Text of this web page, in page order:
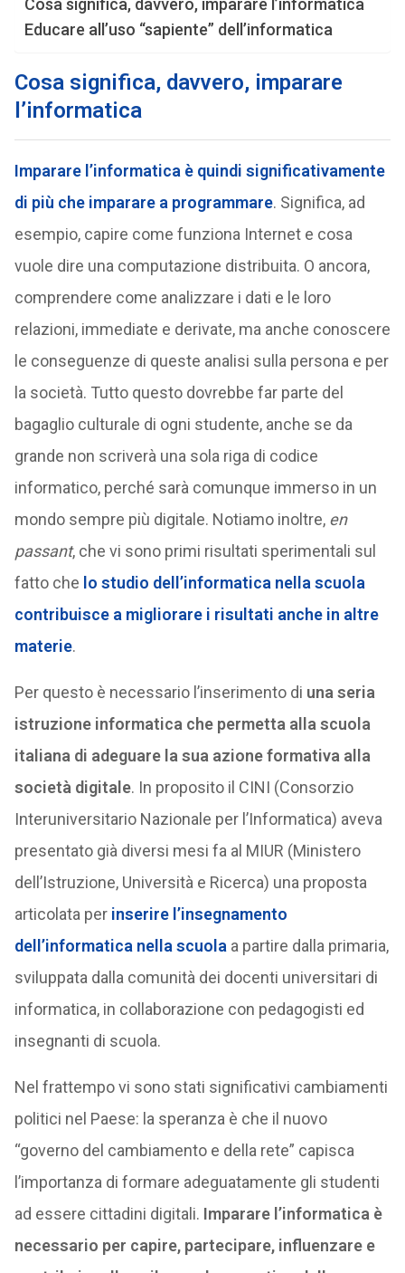
Cosa significa, davvero, imparare l’informatica
Educare all’uso “sapiente” dell’informatica
Cosa significa, davvero, imparare
l’informatica
Imparare l’informatica è quindi significativamente
di più che imparare a programmare. Significa, ad
esempio, capire come funziona Internet e cosa
vuole dire una computazione distribuita. O ancora,
comprendere come analizzare i dati e le loro
relazioni, immediate e derivate, ma anche conoscere
le conseguenze di queste analisi sulla persona e per
la società. Tutto questo dovrebbe far parte del
bagaglio culturale di ogni studente, anche se da
grande non scriverà una sola riga di codice
informatico, perché sarà comunque immerso in un
mondo sempre più digitale. Notiamo inoltre, en
passant, che vi sono primi risultati sperimentali sul
fatto che lo studio dell’informatica nella scuola
contribuisce a migliorare i risultati anche in altre
materie.
Per questo è necessario l’inserimento di una seria
istruzione informatica che permetta alla scuola
italiana di adeguare la sua azione formativa alla
società digitale. In proposito il CINI (Consorzio
Interuniversitario Nazionale per l’Informatica) aveva
presentato già diversi mesi fa al MIUR (Ministero
dell’Istruzione, Università e Ricerca) una proposta
articolata per inserire l’insegnamento
dell’informatica nella scuola a partire dalla primaria,
sviluppata dalla comunità dei docenti universitari di
informatica, in collaborazione con pedagogisti ed
insegnanti di scuola.
Nel frattempo vi sono stati significativi cambiamenti
politici nel Paese: la speranza è che il nuovo
“governo del cambiamento e della rete” capisca
l’importanza di formare adeguatamente gli studenti
ad essere cittadini digitali. Imparare l’informatica è
necessario per capire, partecipare, influenzare e